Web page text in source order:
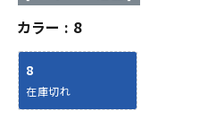
カラー 8
8
在庫切れ